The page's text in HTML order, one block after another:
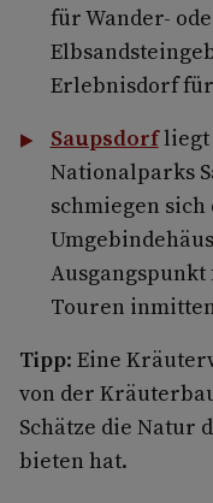
für Wander-
Erlebnisdorf
Saupsdorfliegt
Nationalparks
schmiegen
Touren
Tipp: Eine
von der
Schätze die Natur
bieten hat.